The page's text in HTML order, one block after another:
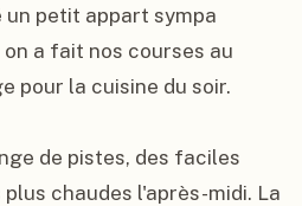
un petit appart sympa
a fait nos courses au
pour la cuisine du soir.
de pistes, des faciles
chaudes l'après-midi. La